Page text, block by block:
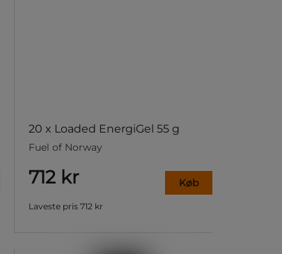
20 x Loaded EnergiGel 55 g
Fuel of Norway
712 kr Køb
Laveste pris 712 kr